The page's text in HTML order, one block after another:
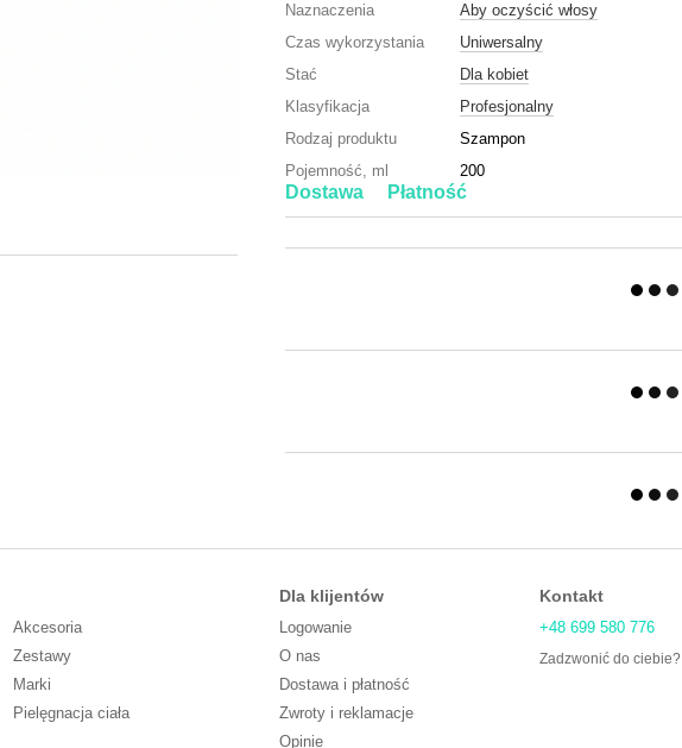
Naznaczenia
Aby oczyścić włosy
Czas wykorzystania
Uniwersalny
Stać
Dla kobiet
Klasyfikacja
Profesjonalny
Rodzaj produktu
Szampon
Pojemność, ml
200
Dostawa Płatność
Akcesoria
Zestawy
Marki
Pielęgnacja ciała
Dla klijentów
Logowanie
O nas
Dostawa i płatność
Zwroty i reklamacje
Opinie
Kontakt
+48 699 580 776
Zadzwonić do ciebie?